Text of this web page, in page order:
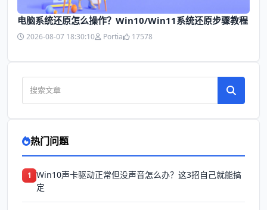
电脑系统还原怎么操作？Win10/Win11系统还原步骤教程
2026-08-07 18:30:10 Portia 17578
热门问题
1 Win10声卡驱动正常但没声音怎么办？这3招自己就能搞
定